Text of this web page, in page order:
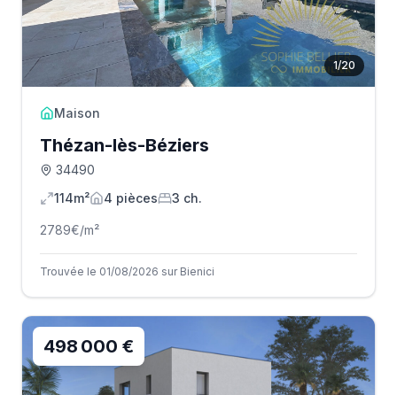
1/20
Maison
Thézan-lès-Béziers
34490
114m²
4 pièces 3 ch.
2789€/m²
Trouvée le 01/08/2026 sur Bienici
498 000 €